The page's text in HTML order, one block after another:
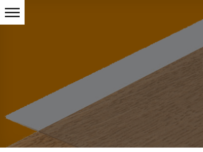
Skip
to